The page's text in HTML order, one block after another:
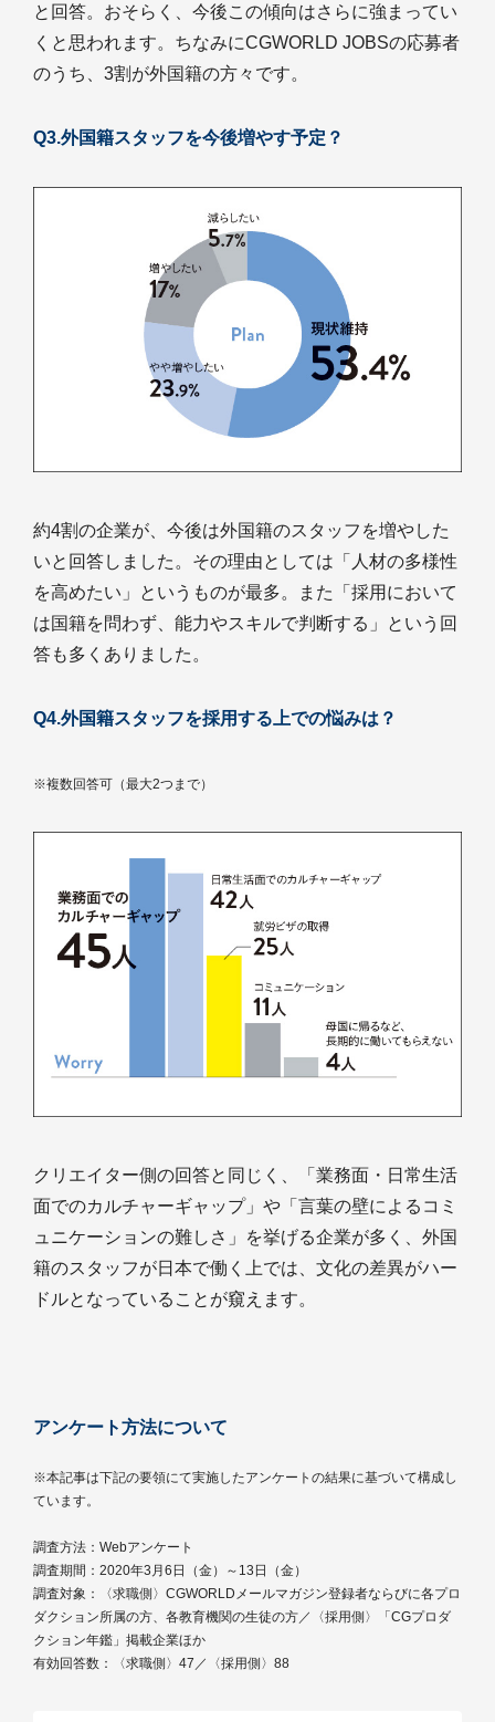
と回答。おそらく、今後この傾向はさらに強まってい
くと思われます。ちなみにCGWORLD JOBSの応募者
のうち、3割が外国籍の方々です。
Q3.外国籍スタッフを今後増やす予定？
約4割の企業が、今後は外国籍のスタッフを増やした
いと回答しました。その理由としては「人材の多様性
を高めたい」というものが最多。また「採用において
は国籍を問わず、能力やスキルで判断する」という回
答も多くありました。
Q4.外国籍スタッフを採用する上での悩みは？
※複数回答可（最大2つまで）
クリエイター側の回答と同じく、「業務面・日常生活
面でのカルチャーギャップ」や「言葉の壁によるコミ
ュニケーションの難しさ」を挙げる企業が多く、外国
籍のスタッフが日本で働く上では、文化の差異がハー
ドルとなっていることが窺えます。
アンケート方法について
※本記事は下記の要領にて実施したアンケートの結果に基づいて構成し
ています。
調査方法：Webアンケート
調査期間：2020年3月6日（金）～13日（金）
調査対象：〈求職側〉CGWORLDメールマガジン登録者ならびに各プロ
ダクション所属の方、各教育機関の生徒の方／〈採用側〉「CGプロダ
クション年鑑」掲載企業ほか
有効回答数：〈求職側〉47／〈採用側〉88